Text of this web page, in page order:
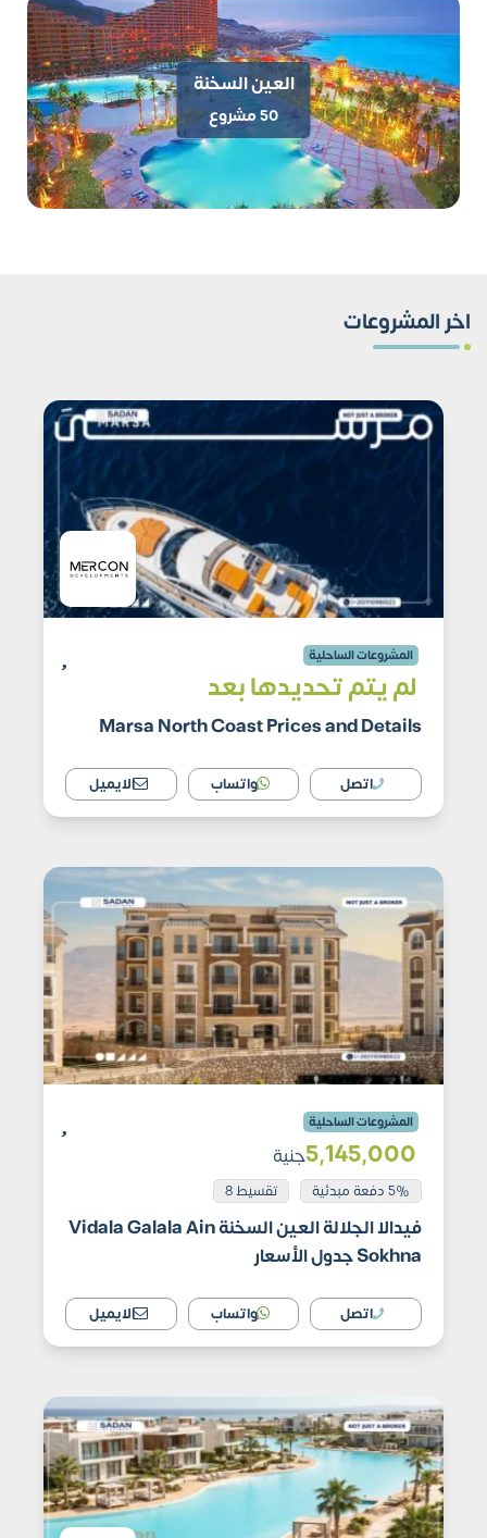
جون سوديك الساحل الشمالي JUNE SODIC North
Coast أسعار وتفاصيل
Sultan New Cairo
العين السخنة
50 مشروع
اخر المشروعات
المشروعات الساحلية
لم يتم تحديدها بعد
Marsa North Coast Prices and Details
اتصل واتساب الايميل
المشروعات الساحلية
5٬145٬000جنية
5% دفعة مبدئية تقسيط 8
فيدالا الجلالة العين السخنة Vidala Galala Ain
Sokhna جدول الأسعار
اتصل واتساب الايميل